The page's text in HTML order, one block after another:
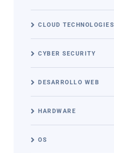
CLOUD TECHNOLOGIES
CYBER SECURITY
DESARROLLO WEB
HARDWARE
OS